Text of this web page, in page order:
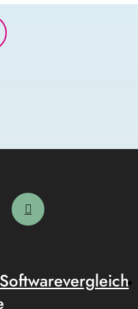
Softwarevergleich